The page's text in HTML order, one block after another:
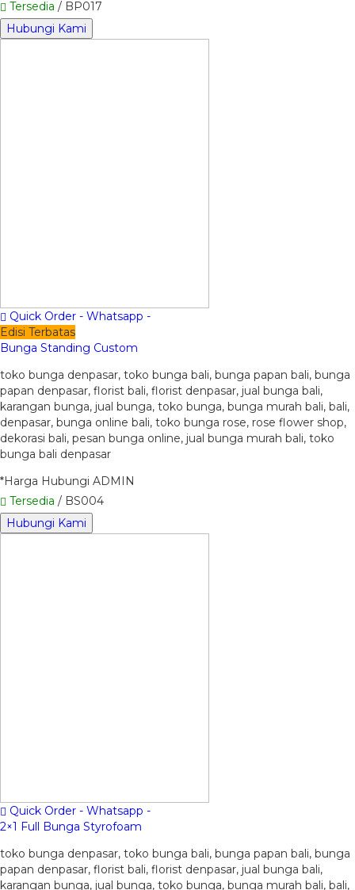
Tersedia / BP017
Hubungi Kami
Quick Order - Whatsapp -
Edisi Terbatas
Bunga Standing Custom
toko bunga denpasar, toko bunga bali, bunga papan bali, bunga
papan denpasar, florist bali, florist denpasar, jual bunga bali,
karangan bunga, jual bunga, toko bunga, bunga murah bali, bali,
denpasar, bunga online bali, toko bunga rose, rose flower shop,
dekorasi bali, pesan bunga online, jual bunga murah bali, toko
bunga bali denpasar
*Harga Hubungi ADMIN
Tersedia / BS004
Hubungi Kami
Quick Order - Whatsapp -
2×1 Full Bunga Styrofoam
toko bunga denpasar, toko bunga bali, bunga papan bali, bunga
papan denpasar, florist bali, florist denpasar, jual bunga bali,
karangan bunga, jual bunga, toko bunga, bunga murah bali, bali,